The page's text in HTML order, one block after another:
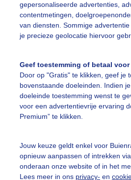
gepersonaliseerde advertenties,
contentmetingen,
van diensten. Sommige
je precieze geolocatie hiervoor
Geef toestemming of betaal
Door op "Gratis" te klikken, geef je
bovenstaande doeleinden. Indien
doeleinde toestemming wenst te
voor een advertentievrije ervaring
Premium” te klikken.
Jouw keuze geldt enkel voor
opnieuw aanpassen of intrekken
onderaan onze website of in het
Lees meer in ons privacy- en
slideshow
vragen